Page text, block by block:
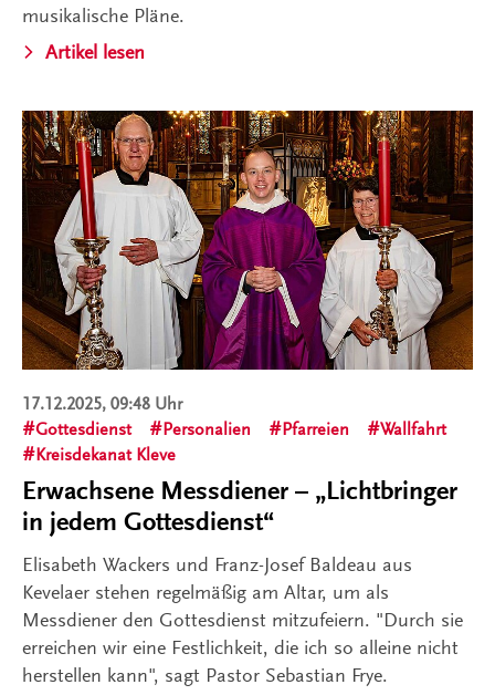
musikalische Pläne.
Artikel lesen
17.12.2025, 09:48 Uhr
Gottesdienst
Personalien Pfarreien
Wallfahrt
Kreisdekanat Kleve
Erwachsene Messdiener – „Lichtbringer
in jedem Gottesdienst“
Elisabeth Wackers und Franz-Josef Baldeau aus
Kevelaer stehen regelmäßig am Altar, um als
Messdiener den Gottesdienst mitzufeiern. "Durch sie
erreichen wir eine Festlichkeit, die ich so alleine nicht
herstellen kann", sagt Pastor Sebastian Frye.